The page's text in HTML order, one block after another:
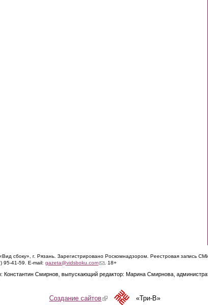
сбоку», г. Рязань. Зарегистрировано Роскомнадзором. Реестровая запись
95-41-59. E-mail: gazeta@vidsboku.com(link sends e-mail)
. 18+
Константин Смирнов, выпускающий редактор: Марина Смирнова,
Создание сайтов(link is external)«Три-В»